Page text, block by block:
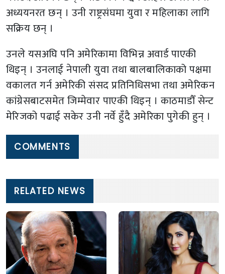
अध्ययनरत छन् । उनी राष्ट्रसंघमा युवा र महिलाका लागि
सक्रिय छन् ।
उनले यसअघि पनि अमेरिकामा विभिन्न अवार्ड पाएकी
थिइन् । उनलाई नेपाली युवा तथा बालबालिकाको पक्षमा
वकालत गर्न अमेरिकी संसद प्रतिनिधिसभा तथा अमेरिकन
कांग्रेसबाटसमेत जिम्मेवार पाएकी थिइन् । काठमाडौँ सेन्ट
मेरिजको पढाई सकेर उनी नर्वे हुँदै अमेरिका पुगेकी हुन् ।
COMMENTS
RELATED NEWS